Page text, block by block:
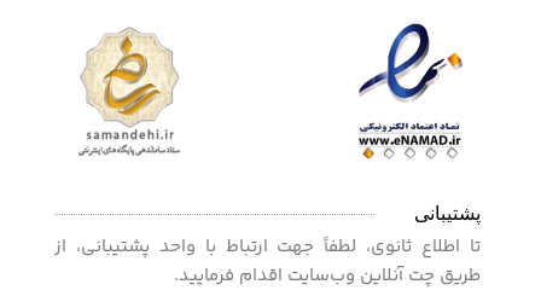
پشتیبانی
تا اطلاع ثانوی، لطفاً جهت ارتباط با واحد پشتیبانی، از
طریق چت آنلاین وب‌سایت اقدام فرمایید.